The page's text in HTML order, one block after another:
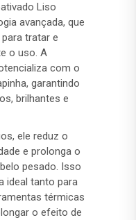
Liso
avançada, que
tratar e
o uso. A
com o
garantindo
brilhantes e
ele reduz o
e prolonga o
pesado. Isso
ideal tanto para
térmicas
o efeito de